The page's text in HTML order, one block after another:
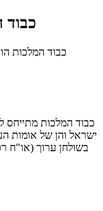
כבוד
כבוד המלכות
כבוד המלכות מתייחס
ישראל והן של אומות
בשולחן ערוך (או"ח